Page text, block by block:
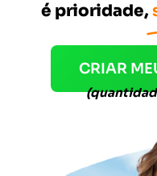
é prioridade,
CRIAR